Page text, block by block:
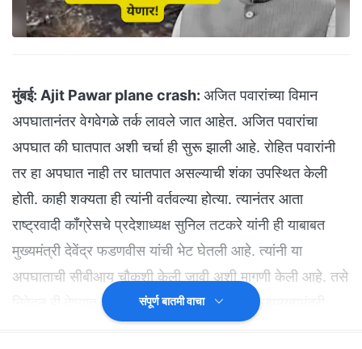
मुंबई: Ajit Pawar plane crash: अजित पवारांच्या विमान
अपघातानंतर वेगवेगळे तर्क लावले जात आहेत. अजित पवारांचा
अपघात की घातपात अशी चर्चा ही सुरू झाली आहे. रोहित पवारांनी
तर हा अपघात नाही तर घातपात असल्याची शंका उपस्थित केली
होती. काही शक्यता ही त्यांनी वर्तवल्या होत्या. त्यानंतर आता
राष्ट्रवादी काँग्रेसचे प्रदेशाध्यक्ष सुनिल तटकरे यांनी ही याबाबत
मुख्यमंत्री देवेंद्र फडणवीस यांची भेट घेतली आहे. त्यांनी या
अपघाताची सीबीआय चौकशी केली जावी अशी मागणी केली आहे. तसे
निवेदन ही देण्यात आले आहे. यावेळी त्यांच्या सोबत उपमुख्यमंत्री
सुनेत्रा पवार, प्रफुल्ल पटेल, हसन मुश्रीफ, पार्थ पवार उपस्थित
संपूर्ण बातमी वाचा